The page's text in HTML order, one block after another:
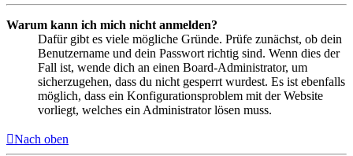
Warum kann ich mich nicht anmelden?
Dafür gibt es viele mögliche Gründe. Prüfe zunächst, ob dein
Benutzername und dein Passwort richtig sind. Wenn dies der
Fall ist, wende dich an einen Board-Administrator, um
sicherzugehen, dass du nicht gesperrt wurdest. Es ist ebenfalls
möglich, dass ein Konfigurationsproblem mit der Website
vorliegt, welches ein Administrator lösen muss.
Nach oben